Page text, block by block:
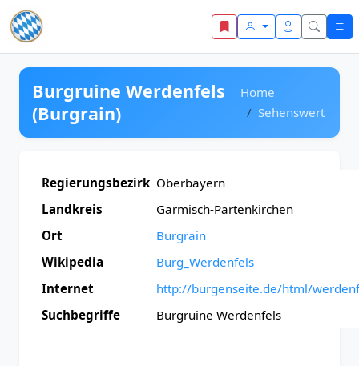
Zum Inhalt springen
Burgruine Werdenfels
(Burgrain)
Home
Sehenswert
Regierungsbezirk Oberbayern
Landkreis
Garmisch-Partenkirchen
Ort
Burgrain
Wikipedia
Burg_Werdenfels
Internet
http://burgenseite.de/html/
Suchbegriffe
Burgruine Werdenfels